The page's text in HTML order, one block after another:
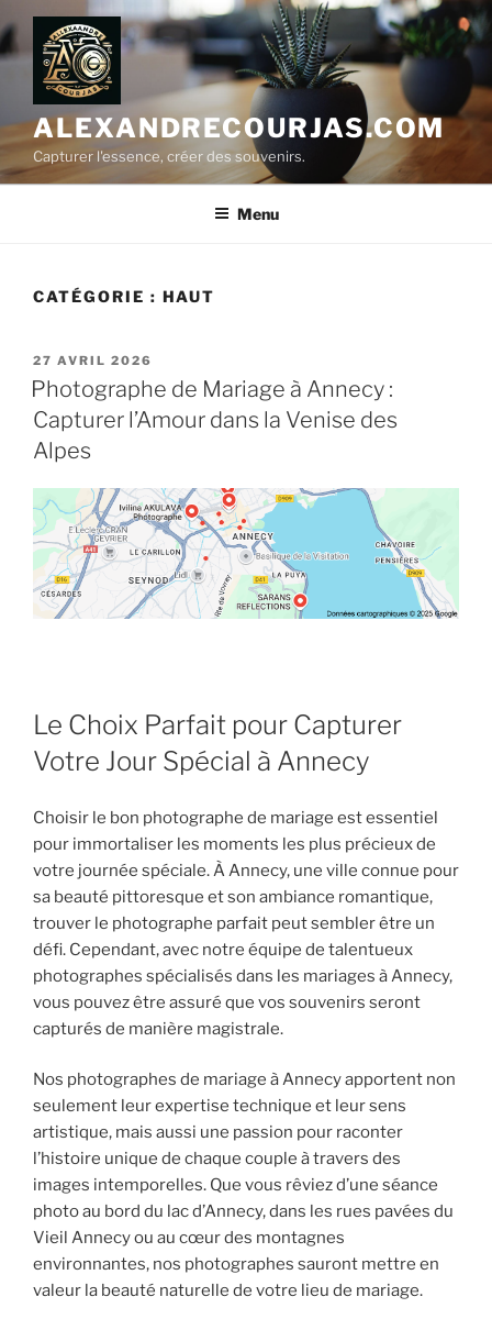
Aller
au
contenu
principal
ALEXANDRECOURJAS.COM
Capturer l'essence, créer des souvenirs.
Menu
CATÉGORIE : HAUT
PUBLIÉ
LE
27 AVRIL 2026
Photographe de Mariage à Annecy :
Capturer l’Amour dans la Venise des
Alpes
Le Choix Parfait pour Capturer
Votre Jour Spécial à Annecy
Choisir le bon photographe de mariage est essentiel
pour immortaliser les moments les plus précieux de
votre journée spéciale. À Annecy, une ville connue pour
sa beauté pittoresque et son ambiance romantique,
trouver le photographe parfait peut sembler être un
défi. Cependant, avec notre équipe de talentueux
photographes spécialisés dans les mariages à Annecy,
vous pouvez être assuré que vos souvenirs seront
capturés de manière magistrale.
Nos photographes de mariage à Annecy apportent non
seulement leur expertise technique et leur sens
artistique, mais aussi une passion pour raconter
l’histoire unique de chaque couple à travers des
images intemporelles. Que vous rêviez d’une séance
photo au bord du lac d’Annecy, dans les rues pavées du
Vieil Annecy ou au cœur des montagnes
environnantes, nos photographes sauront mettre en
valeur la beauté naturelle de votre lieu de mariage.